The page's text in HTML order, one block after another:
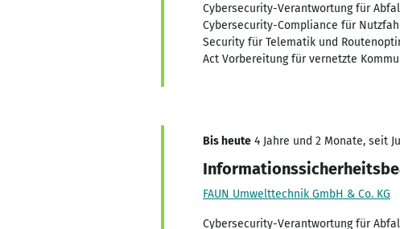
Cybersecurity-Verantwortung für
Cybersecurity-Compliance für
Security für Telematik und
Act Vorbereitung für vernetzte
Bis heute 4 Jahre und 2 Monate, seit
FAUN Umwelttechnik GmbH & Co. KG
Cybersecurity-Verantwortung für